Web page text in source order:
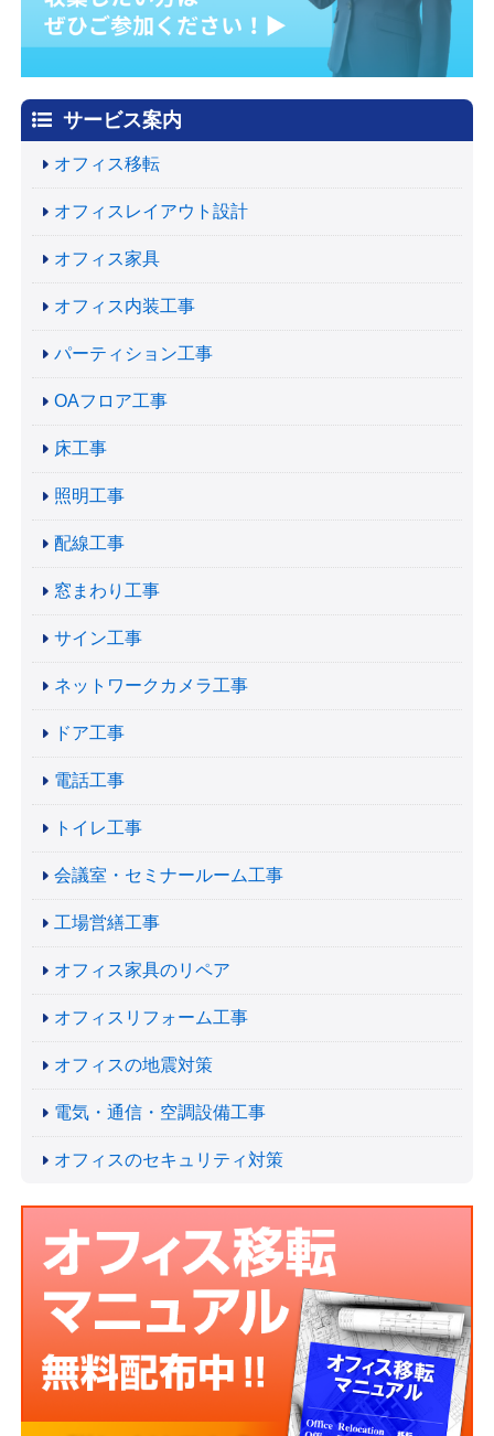
サービス案内
オフィス移転
オフィスレイアウト設計
オフィス家具
オフィス内装工事
パーティション工事
OAフロア工事
床工事
照明工事
配線工事
窓まわり工事
サイン工事
ネットワークカメラ工事
ドア工事
電話工事
トイレ工事
会議室・セミナールーム工事
工場営繕工事
オフィス家具のリペア
オフィスリフォーム工事
オフィスの地震対策
電気・通信・空調設備工事
オフィスのセキュリティ対策